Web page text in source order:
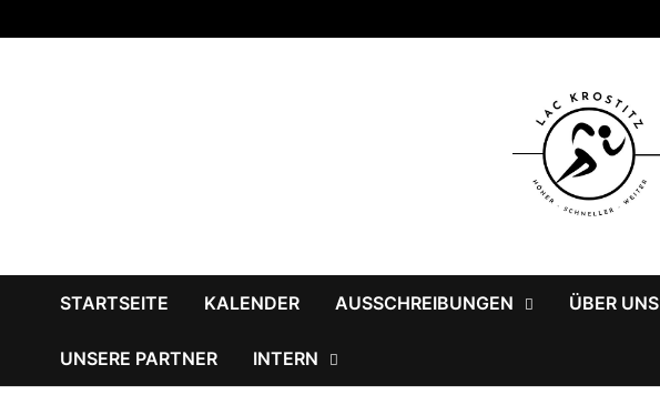
Inhalt
STARTSEITE KALENDER AUSSCHREIBUNGEN ÜBER UNS
UNSERE PARTNER INTERN